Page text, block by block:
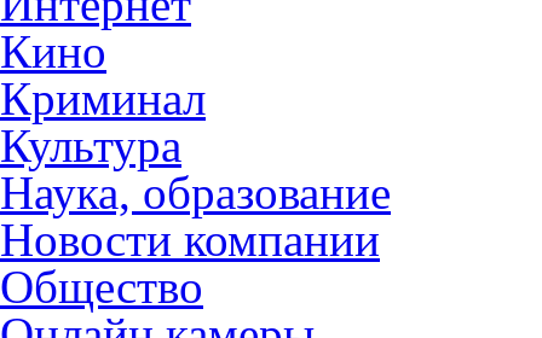
Кино
Криминал
Культура
Наука, образование
Новости компании
Общество